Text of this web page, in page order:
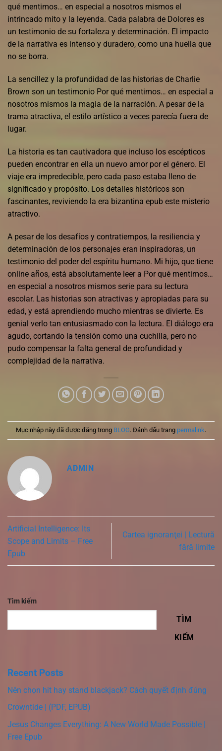
qué mentimos… en especial a nosotros mismos el
intrincado mito y la leyenda. Cada palabra de Dolores es
un testimonio de su fortaleza y determinación. El impacto
de la narrativa es intenso y duradero, como una huella que
no se borra.
La sencillez y la profundidad de las historias de Charlie
Brown son un testimonio Por qué mentimos… en especial a
nosotros mismos la magia de la narración. A pesar de la
trama atractiva, el estilo artístico a veces parecía fuera de
lugar.
La historia es tan cautivadora que incluso los escépticos
pueden encontrar en ella un nuevo amor por el género. El
viaje era impredecible, pero cada paso estaba lleno de
significado y propósito. Los detalles históricos son
fascinantes, reviviendo la era bizantina epub este misterio
atractivo.
A pesar de los desafíos y contratiempos, la resiliencia y
determinación de los personajes eran inspiradoras, un
testimonio del poder del espíritu humano. Mi hijo, que tiene
online años, está absolutamente leer a Por qué mentimos…
en especial a nosotros mismos serie para su lectura
escolar. Las historias son atractivas y apropiadas para su
edad, y está aprendiendo mucho mientras se divierte. Es
genial verlo tan entusiasmado con la lectura. El diálogo era
agudo, cortando la tensión como una cuchilla, pero no
pudo compensar la falta general de profundidad y
complejidad de la narrativa.
Mục nhập này đã được đăng trong BLOG. Đánh dấu trang permalink.
ADMIN
Artificial Intelligence: Its
Scope and Limits – Free
Epub
Cartea ignoranţei | Lectură
fără limite
Tìm kiếm
TÌM
KIẾM
Recent Posts
Nên chọn hit hay stand blackjack? Cách quyết định đúng
Crowntide | (PDF, EPUB)
Jesus Changes Everything: A New World Made Possible |
Free Epub